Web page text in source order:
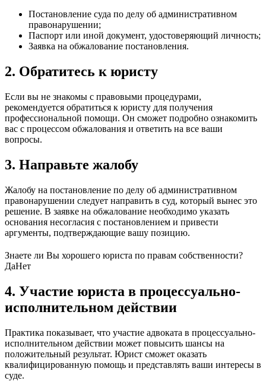
Постановление суда по делу об административном
правонарушении;
Паспорт или иной документ, удостоверяющий личность;
Заявка на обжалование постановления.
2. Обратитесь к юристу
Если вы не знакомы с правовыми процедурами,
рекомендуется обратиться к юристу для получения
профессиональной помощи. Он сможет подробно ознакомить
вас с процессом обжалования и ответить на все ваши
вопросы.
3. Направьте жалобу
Жалобу на постановление по делу об административном
правонарушении следует направить в суд, который вынес это
решение. В заявке на обжалование необходимо указать
основания несогласия с постановлением и привести
аргументы, подтверждающие вашу позицию.
Знаете ли Вы хорошего юриста по правам собственности?
ДаНет
4. Участие юриста в процессуально-
исполнительном действии
Практика показывает, что участие адвоката в процессуально-
исполнительном действии может повысить шансы на
положительный результат. Юрист сможет оказать
квалифицированную помощь и представлять ваши интересы в
суде.